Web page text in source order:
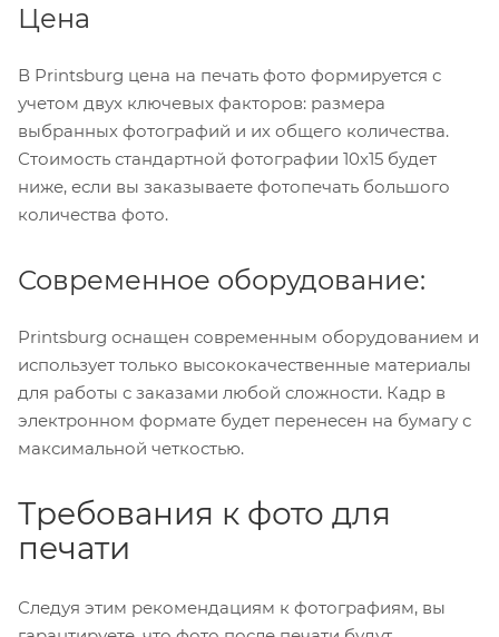
Цена
В Printsburg цена на печать фото формируется с
учетом двух ключевых факторов: размера
выбранных фотографий и их общего количества.
Стоимость стандартной фотографии 10х15 будет
ниже, если вы заказываете фотопечать большого
количества фото.
Современное оборудование:
Printsburg оснащен современным оборудованием и
использует только высококачественные материалы
для работы с заказами любой сложности. Кадр в
электронном формате будет перенесен на бумагу с
максимальной четкостью.
Требования к фото для
печати
Следуя этим рекомендациям к фотографиям, вы